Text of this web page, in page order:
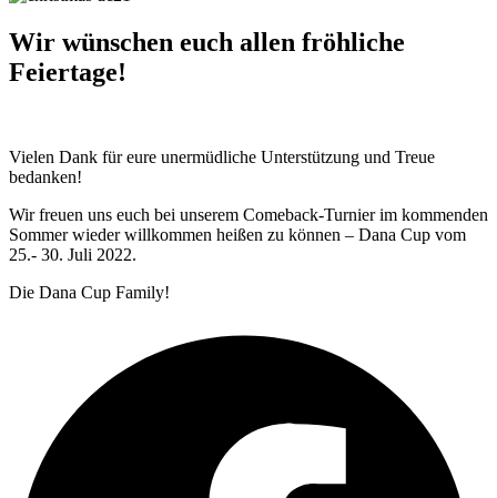
Wir wünschen euch allen fröhliche
Feiertage!
Vielen Dank für eure unermüdliche Unterstützung und Treue
bedanken!
Wir freuen uns euch bei unserem Comeback-Turnier im kommenden
Sommer wieder willkommen heißen zu können – Dana Cup vom
25.- 30. Juli 2022.
Die Dana Cup Family!